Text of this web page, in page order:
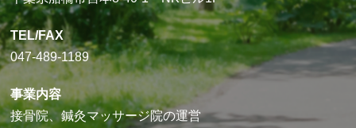
TEL/FAX
047-489-1189
事業内容
接骨院、鍼灸マッサージ院の運営